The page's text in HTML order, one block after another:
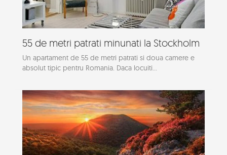
55 de metri patrati minunati la Stockholm
Un apartament de 55 de metri patrati si doua camere e
absolut tipic pentru Romania. Daca locuiti...